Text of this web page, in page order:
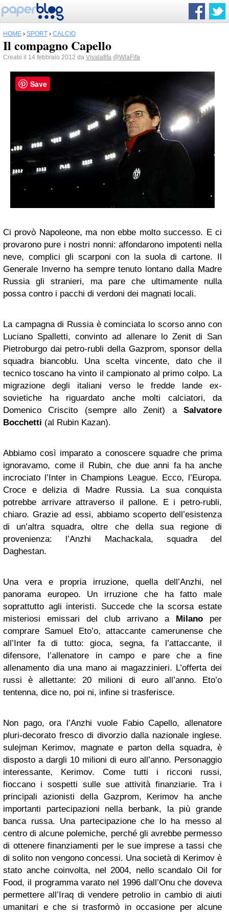
HOME › SPORT › CALCIO
Il compagno Capello
Creato il 14 febbraio 2012 da Vivalafifa @WlaFifa
Ci provò Napoleone, ma non ebbe molto successo. E ci
provarono pure i nostri nonni: affondarono impotenti nella
neve, complici gli scarponi con la suola di cartone. Il
Generale Inverno ha sempre tenuto lontano dalla Madre
Russia gli stranieri, ma pare che ultimamente nulla
possa contro i pacchi di verdoni dei magnati locali.
La campagna di Russia è cominciata lo scorso anno con
Luciano Spalletti, convinto ad allenare lo Zenit di San
Pietroburgo dai petro-rubli della Gazprom, sponsor della
squadra biancoblu. Una scelta vincente, dato che il
tecnico toscano ha vinto il campionato al primo colpo. La
migrazione degli italiani verso le fredde lande ex-
sovietiche ha riguardato anche molti calciatori, da
Domenico Criscito (sempre allo Zenit) a Salvatore
Bocchetti (al Rubin Kazan).
Abbiamo così imparato a conoscere squadre che prima
ignoravamo, come il Rubin, che due anni fa ha anche
incrociato l’Inter in Champions League. Ecco, l’Europa.
Croce e delizia di Madre Russia. La sua conquista
potrebbe arrivare attraverso il pallone. E i petro-rubli,
chiaro. Grazie ad essi, abbiamo scoperto dell’esistenza
di un’altra squadra, oltre che della sua regione di
provenienza: l’Anzhi Machackala, squadra del
Daghestan.
Una vera e propria irruzione, quella dell’Anzhi, nel
panorama europeo. Un irruzione che ha fatto male
soprattutto agli interisti. Succede che la scorsa estate
misteriosi emissari del club arrivano a Milano per
comprare Samuel Eto’o, attaccante camerunense che
all’Inter fa di tutto: gioca, segna, fa l’attaccante, il
difensore, l’allenatore in campo e pare che a fine
allenamento dia una mano ai magazzinieri. L’offerta dei
russi è allettante: 20 milioni di euro all’anno. Eto’o
tentenna, dice no, poi ni, infine si trasferisce.
Non pago, ora l’Anzhi vuole Fabio Capello, allenatore
pluri-decorato fresco di divorzio dalla nazionale inglese.
sulejman Kerimov, magnate e parton della squadra, è
disposto a dargli 10 milioni di euro all’anno. Personaggio
interessante, Kerimov. Come tutti i ricconi russi,
fioccano i sospetti sulle sue attività finanziarie. Tra i
principali azionisti della Gazprom, Kerimov ha anche
importanti partecipazioni nella berbank, la più grande
banca russa. Una partecipazione che lo ha messo al
centro di alcune polemiche, perché gli avrebbe permesso
di ottenere finanziamenti per le sue imprese a tassi che
di solito non vengono concessi. Una società di Kerimov è
stato anche coinvolta, nel 2004, nello scandalo Oil for
Food, il programma varato nel 1996 dall’Onu che doveva
permettere all’Iraq di vendere petrolio in cambio di aiuti
umanitari e che si trasformò in occasione per alcune
Save